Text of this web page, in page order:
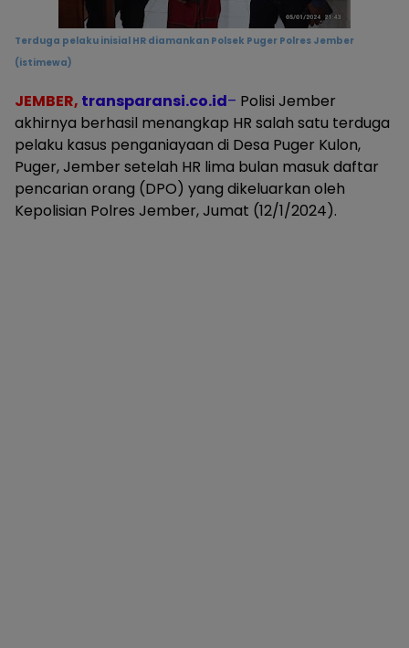
Terduga pelaku inisial HR diamankan Polsek Puger Polres Jember
(istimewa)
JEMBER, transparansi.co.id– Polisi Jember
akhirnya berhasil menangkap HR salah satu terduga
pelaku kasus penganiayaan di Desa Puger Kulon,
Puger, Jember setelah HR lima bulan masuk daftar
pencarian orang (DPO) yang dikeluarkan oleh
Kepolisian Polres Jember, Jumat (12/1/2024).